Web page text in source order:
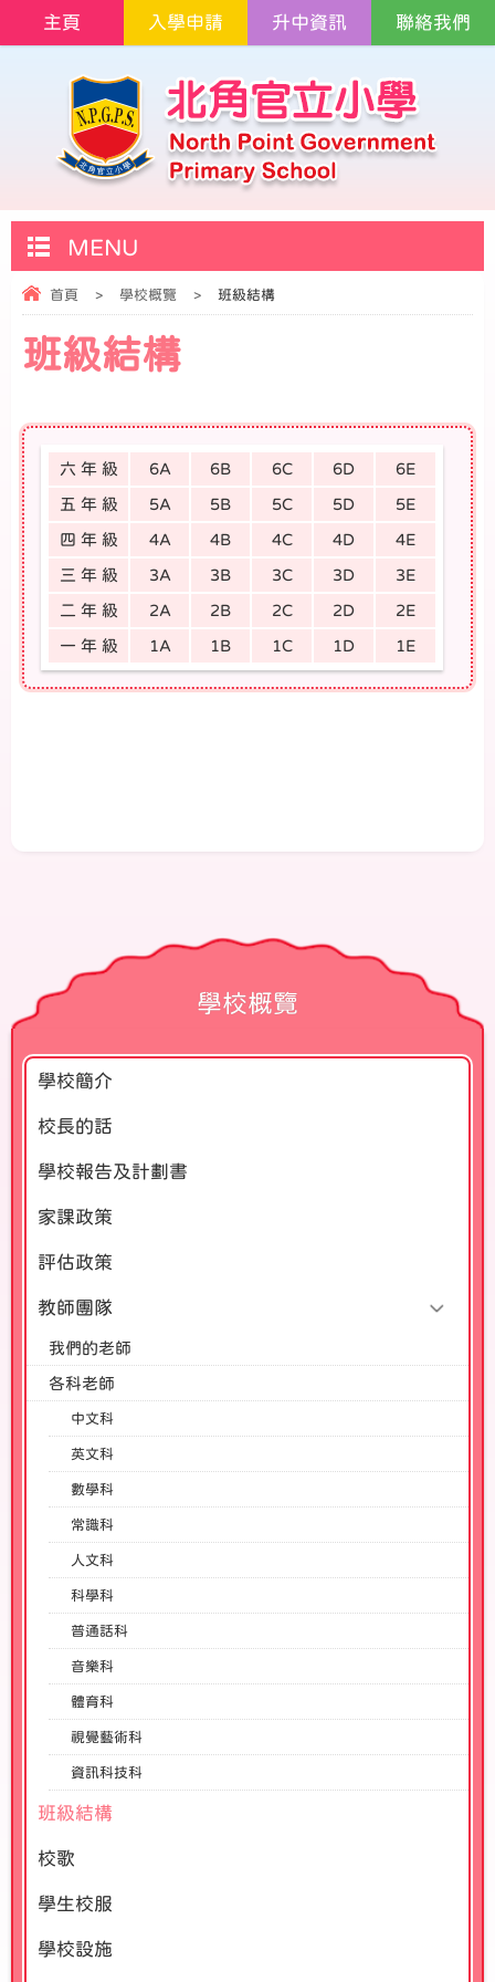
主頁 入學申請 升中資訊 聯絡我們
MENU
首頁 > 學校概覽 > 班級結構
班級結構
六 年 級 6A 6B 6C 6D 6E
五 年 級 5A 5B 5C 5D 5E
四 年 級 4A 4B 4C 4D 4E
三 年 級 3A 3B 3C 3D 3E
二 年 級 2A 2B 2C 2D 2E
一 年 級 1A 1B 1C 1D 1E
學校概覽
學校簡介
校長的話
學校報告及計劃書
家課政策
評估政策
教師團隊
我們的老師
各科老師
中文科
英文科
數學科
常識科
人文科
科學科
普通話科
音樂科
體育科
視覺藝術科
資訊科技科
班級結構
校歌
學生校服
學校設施